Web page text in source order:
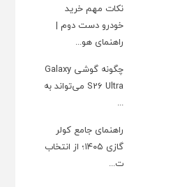
نکات مهم خرید
خودرو دست دوم |
راهنمای هو...
چگونه گوشی Galaxy
S26 Ultra می‌تواند به
...
راهنمای جامع کولر
گازی ۱۴۰۵؛ از انتخاب
ت...